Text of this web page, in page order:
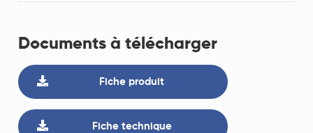
Documents à télécharger
Fiche produit
Fiche technique